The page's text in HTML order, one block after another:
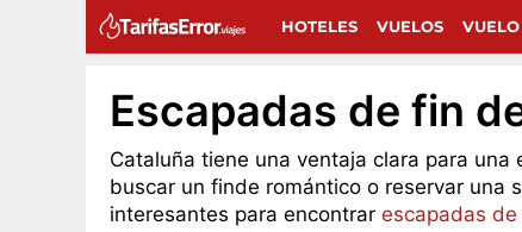
HOTELES VUELOS
Escapadas de fin
Cataluña tiene una ventaja clara para
buscar un finde romántico o reservar una
interesantes para encontrar escapadas